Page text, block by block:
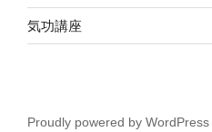
気功講座
Proudly powered by WordPress